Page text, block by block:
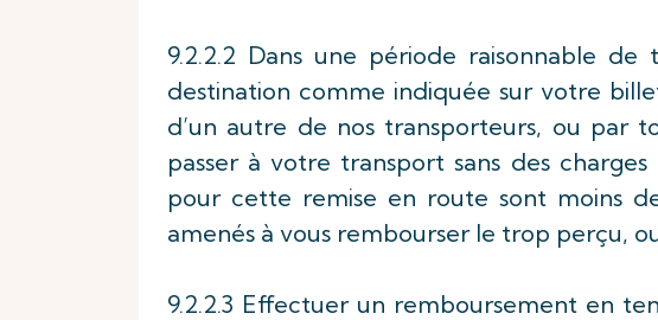
9.2.2.2 Dans une période raisonnable
destination comme indiquée sur votre
d’un autre de nos transporteurs, ou par
passer à votre transport sans des
pour cette remise en route sont moins
amenés à vous rembourser le trop perçu,
9.2.2.3 Effectuer un remboursement en